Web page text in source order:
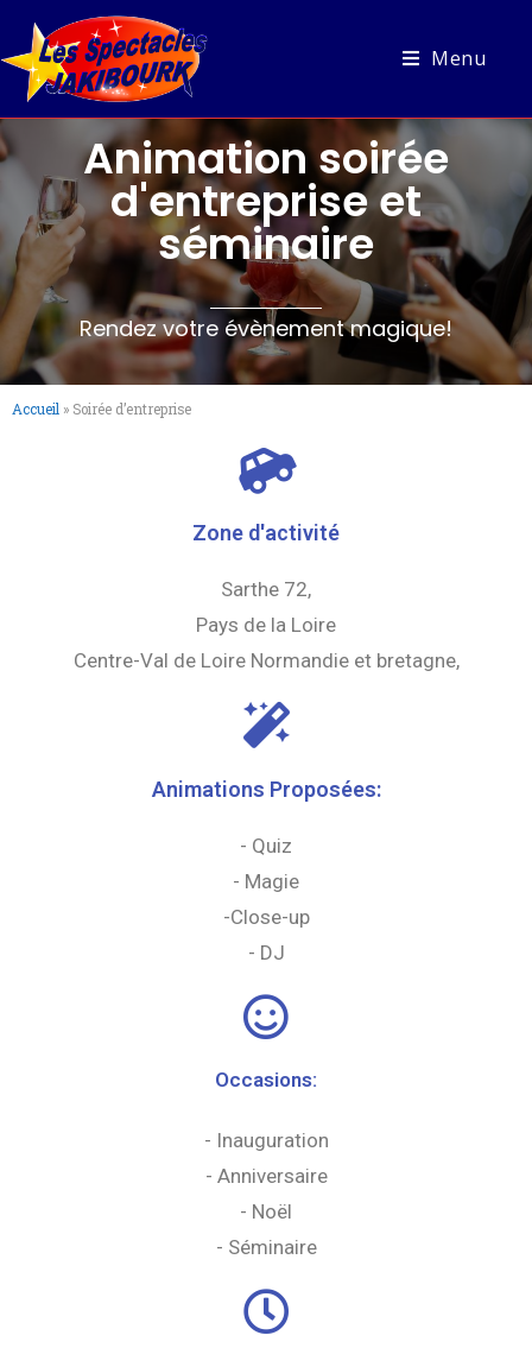
Menu
Animation soirée
d'entreprise et
séminaire
Rendez votre évènement magique!
Accueil » Soirée d’entreprise
Zone d'activité
Sarthe 72,
Pays de la Loire
Centre-Val de Loire Normandie et bretagne,
Animations Proposées:
- Quiz
- Magie
-Close-up
- DJ
Occasions:
- Inauguration
- Anniversaire
- Noël
- Séminaire